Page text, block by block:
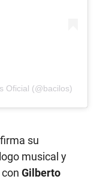
Oficial (@bacilos)
su
musical y
Gilberto